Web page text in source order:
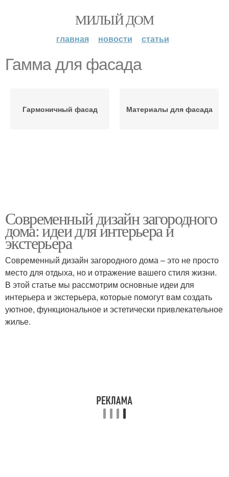
МИЛЫЙ ДОМ
главная новости статьи
Гамма для фасада
Гармоничный фасад Материалы для фасада
Современный дизайн загородного
дома: идеи для интерьера и
экстерьера
Современный дизайн загородного дома – это не просто
место для отдыха, но и отражение вашего стиля жизни.
В этой статье мы рассмотрим основные идеи для
интерьера и экстерьера, которые помогут вам создать
уютное, функциональное и эстетически привлекательное
жилье.